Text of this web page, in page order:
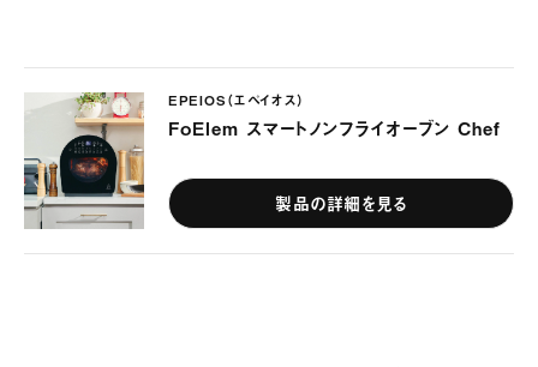
EPEIOS（エペイオス）
FoElem スマートノンフライオーブン Chef
製品の詳細を見る